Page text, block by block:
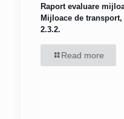
Raport evaluare
Mijloace de
2.3.2.
Read more